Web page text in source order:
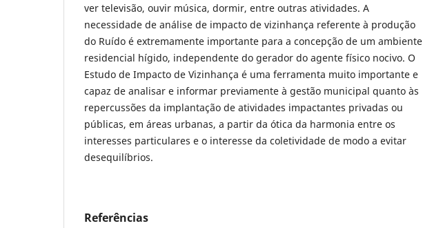
ver televisão, ouvir música, dormir, entre outras atividades. A
necessidade de análise de impacto de vizinhança referente à produção
do Ruído é extremamente importante para a concepção de um ambiente
residencial hígido, independente do gerador do agente físico nocivo. O
Estudo de Impacto de Vizinhança é uma ferramenta muito importante e
capaz de analisar e informar previamente à gestão municipal quanto às
repercussões da implantação de atividades impactantes privadas ou
públicas, em áreas urbanas, a partir da ótica da harmonia entre os
interesses particulares e o interesse da coletividade de modo a evitar
desequilíbrios.
Referências